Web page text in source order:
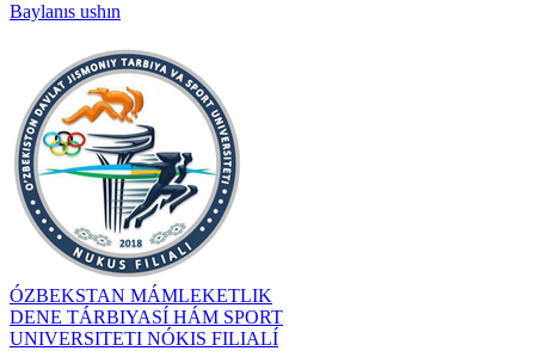
Baylanıs ushın
ÓZBEKSTAN MÁMLEKETLIK
DENE TÁRBIYASÍ HÁM SPORT
UNIVERSITETI NÓKIS FILIALÍ